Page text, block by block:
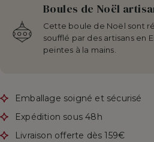
Boules de Noël
Cette boule de Noël sont
soufflé par des artisans en
peintes à la mains.
Emballage soigné et sécurisé
Expédition sous 48h
Livraison offerte dès 159€